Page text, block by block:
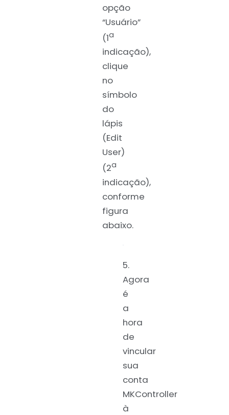
opção
“Usuário”
(1a
indicação),
clique
no
símbolo
do
lápis
(Edit
User)
(2a
indicação),
conforme
figura
abaixo.
5.
Agora
é
a
hora
de
vincular
sua
conta
MKController
à